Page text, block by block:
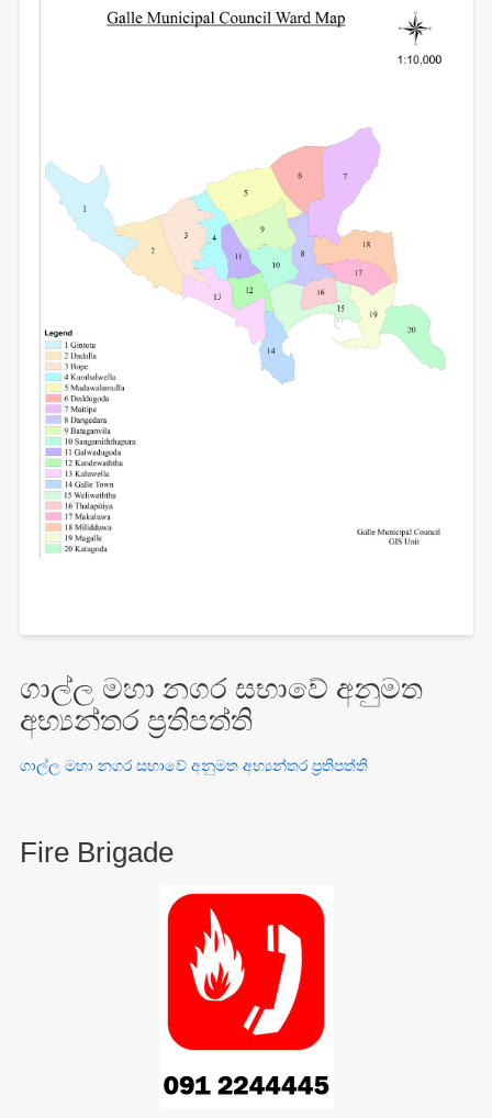
ගාල්ල මහා නගර සභාවේ අනුමත
අභ්‍යන්තර ප්‍රතිපත්ති
ගාල්ල මහා නගර සභාවේ අනුමත අභ්‍යන්තර ප්‍රතිපත්ති
Fire Brigade